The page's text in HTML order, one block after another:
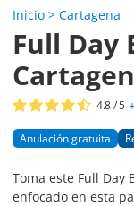
Inicio > Cartagena
Full Day
4.8/ 5
Anulación gratuita
Toma este Full Day
enfocado en esta